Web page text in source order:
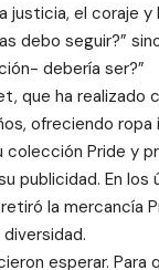
justicia, el coraje y
debo seguir?”
debería ser?”
que ha realizado
ofreciendo
colección Pride y
publicidad. En los
la mercancía
esperar. Para